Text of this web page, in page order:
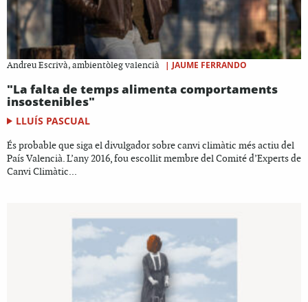
Andreu Escrivà, ambientòleg valencià | JAUME FERRANDO
"La falta de temps alimenta comportaments
insostenibles"
LLUÍS PASCUAL
És probable que siga el divulgador sobre canvi climàtic més actiu del
País Valencià. L’any 2016, fou escollit membre del Comité d’Experts de
Canvi Climàtic...